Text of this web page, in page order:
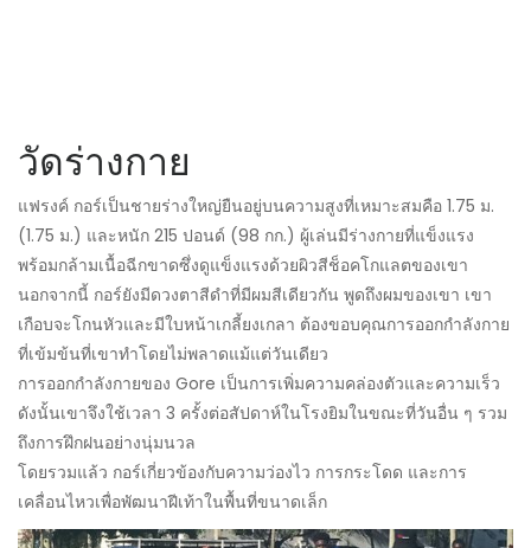
วัดร่างกาย
แฟรงค์ กอร์เป็นชายร่างใหญ่ยืนอยู่บนความสูงที่เหมาะสมคือ 1.75 ม.
(1.75 ม.) และหนัก 215 ปอนด์ (98 กก.) ผู้เล่นมีร่างกายที่แข็งแรง
พร้อมกล้ามเนื้อฉีกขาดซึ่งดูแข็งแรงด้วยผิวสีช็อคโกแลตของเขา
นอกจากนี้ กอร์ยังมีดวงตาสีดำที่มีผมสีเดียวกัน พูดถึงผมของเขา เขา
เกือบจะโกนหัวและมีใบหน้าเกลี้ยงเกลา ต้องขอบคุณการออกกำลังกาย
ที่เข้มข้นที่เขาทำโดยไม่พลาดแม้แต่วันเดียว
การออกกำลังกายของ Gore เป็นการเพิ่มความคล่องตัวและความเร็ว
ดังนั้นเขาจึงใช้เวลา 3 ครั้งต่อสัปดาห์ในโรงยิมในขณะที่วันอื่น ๆ รวม
ถึงการฝึกฝนอย่างนุ่มนวล
โดยรวมแล้ว กอร์เกี่ยวข้องกับความว่องไว การกระโดด และการ
เคลื่อนไหวเพื่อพัฒนาฝีเท้าในพื้นที่ขนาดเล็ก